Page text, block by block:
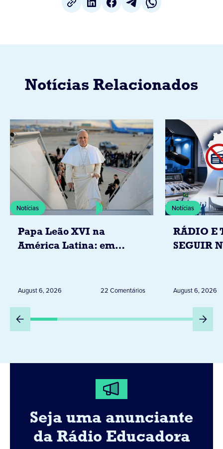
Notícias Relacionados
Notícias
Papa Leão XVI na
América Latina: em
Peru
August 6, 2026 22 Comentários
Notícias
RÁDIO E
SEGUIR
DESTA
August 6, 2026
Seja uma anunciante
da Rádio Educadora